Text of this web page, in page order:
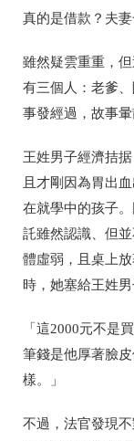
真的是借款？夫
雖然疑雲重重，
有三個人：老爹
事發經過，故事
王姓男子經濟拮
且才剛因為胃出
在就學中的孩子
託雖然認識、但
體虛弱，且桌上
時，她塞給王姓
「這2000元不是
筆錢是他厚著臉
樣。」
不過，法官發現